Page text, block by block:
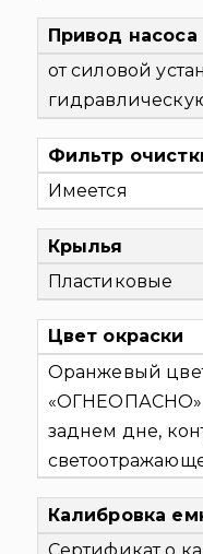
Привод насоса
от силовой
Фильтр
Имеется
Крылья
Пластиковые
Цвет окраски
Оранжевый
«ОГНЕОПАСНО»
заднем дне,
Калибровка